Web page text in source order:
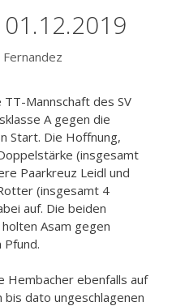
Fernandez
Mannschaft des SV
A gegen die
Start. Die Hoffnung,
(insgesamt
Paarkreuz Leidl und
(insgesamt 4
auf. Die beiden
Asam gegen
Pfund.
Hembacher ebenfalls auf
dato ungeschlagenen